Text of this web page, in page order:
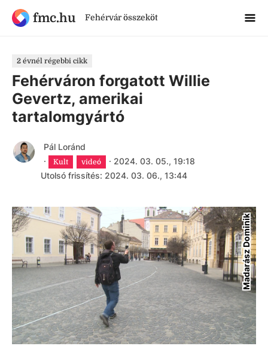
fmc.hu Fehérvár összeköt
2 évnél régebbi cikk
Fehérváron forgatott Willie
Gevertz, amerikai
tartalomgyártó
Pál Loránd
·
Kult videó · 2024. 03. 05., 19:18
Utolsó frissítés: 2024. 03. 06., 13:44
Madarász Dominik